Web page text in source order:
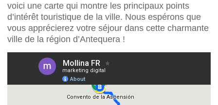
voici une carte qui montre les principaux points
d’intérêt touristique de la ville. Nous espérons que
vous apprécierez votre séjour dans cette charmante
ville de la région d’Antequera !